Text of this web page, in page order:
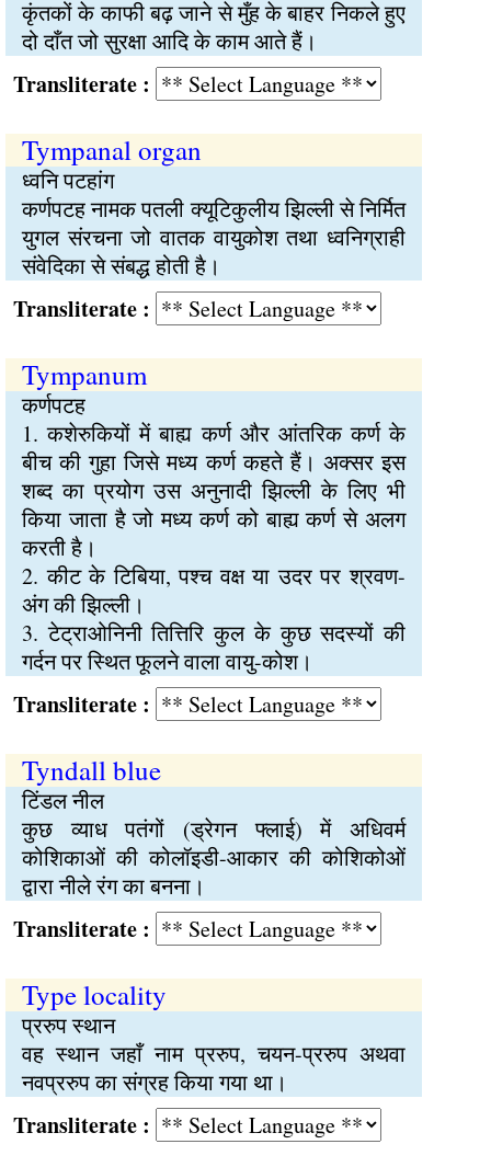
कृंतकों के काफी बढ़ जाने से मुँह के बाहर निकले हुए
दो दाँत जो सुरक्षा आदि के काम आते हैं।
:
Tympanal organ
ध्वनि पटहांग
कर्णपटह नामक पतली क्यूटिकुलीय झिल्ली से निर्मित
युगल संरचना जो वातक वायुकोश तथा ध्वनिग्राही
संवेदिका से संबद्ध होती है।
:
Tympanum
कर्णपटह
1. कशेरुकियों में बाह्य कर्ण और आंतरिक कर्ण के
बीच की गुहा जिसे मध्य कर्ण कहते हैं। अक्सर इस
शब्द का प्रयोग उस अनुनादी झिल्ली के लिए भी
किया जाता है जो मध्य कर्ण को बाह्य कर्ण से अलग
करती है।
2. कीट के टिबिया, पश्च वक्ष या उदर पर श्रवण-
अंग की झिल्ली।
3. टेट्राओनिनी तित्तिरि कुल के कुछ सदस्यों की
गर्दन पर स्थित फूलने वाला वायु-कोश।
:
Tyndall blue
टिंडल नील
कुछ व्याध पतंगों (ड्रेगन फ्लाई) में अधिवर्म
कोशिकाओं की कोलॉइडी-आकार की कोशिकोओं
द्वारा नीले रंग का बनना।
:
Type locality
प्ररुप स्थान
वह स्थान जहाँ नाम प्ररुप, चयन-प्ररुप अथवा
नवप्ररुप का संग्रह किया गया था।
: